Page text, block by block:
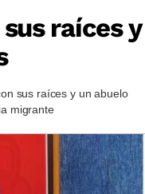
raíces y
sus raíces y un abuelo
migrante